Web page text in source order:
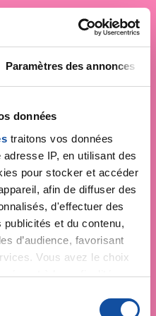
Paramètres des annonces
données
traitons vos données
IP, en utilisant des
pour stocker et accéder
afin de diffuser des
d'effectuer des
et du contenu,
d’audience, favorisant
Vous avez le choix
et à leurs finalités.
relative aux